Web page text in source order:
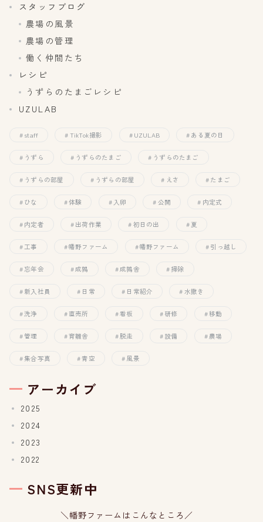
スタッフブログ
農場の風景
農場の管理
働く仲間たち
レシピ
うずらのたまごレシピ
UZULAB
staff TikTok撮影 UZULAB ある夏の日
うずら うずらのたまご うずらのたまご
うずらの部屋 うずらの部屋 えさ たまご
ひな 体験 入卵 公開 内定式
内定者 出荷作業 初日の出 夏
工事 幡野ファーム 幡野ファーム 引っ越し
忘年会 成鶉 成鶉舎 掃除
新入社員 日常 日常紹介 水撒き
洗浄 直売所 看板 研修 移動
管理 育雛舎 脱走 設備 農場
集合写真 青空 風景
アーカイブ
2025
2024
2023
2022
SNS更新中
＼幡野ファームはこんなところ／